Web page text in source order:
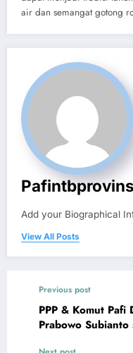
air dan semangat gotong
Add your Biographical
View All Posts
Previous post
PPP & Komut Pafi
Prabowo